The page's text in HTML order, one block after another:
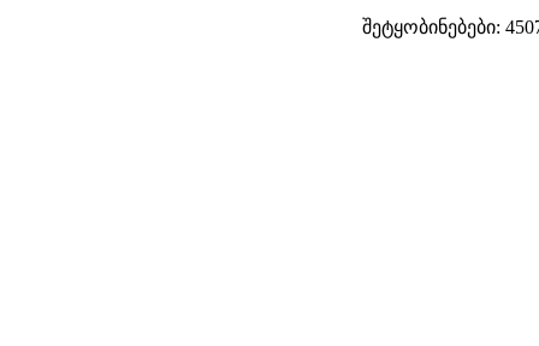
შეტყობინებები: